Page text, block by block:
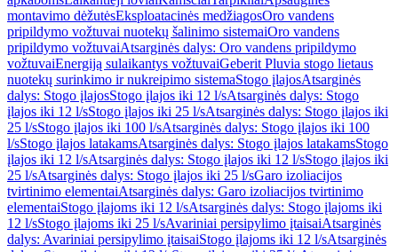
montavimo dėžutėsEksploatacinės medžiagosOro vandens
pripildymo vožtuvai nuotekų šalinimo sistemaiOro vandens
pripildymo vožtuvaiAtsarginės dalys: Oro vandens pripildymo
vožtuvaiEnergiją sulaikantys vožtuvaiGeberit Pluvia stogo lietaus
nuotekų surinkimo ir nukreipimo sistemaStogo įlajosAtsarginės
dalys: Stogo įlajosStogo įlajos iki 12 l/sAtsarginės dalys: Stogo
įlajos iki 12 l/sStogo įlajos iki 25 l/sAtsarginės dalys: Stogo įlajos iki
25 l/sStogo įlajos iki 100 l/sAtsarginės dalys: Stogo įlajos iki 100
l/sStogo įlajos latakamsAtsarginės dalys: Stogo įlajos latakamsStogo
įlajos iki 12 l/sAtsarginės dalys: Stogo įlajos iki 12 l/sStogo įlajos iki
25 l/sAtsarginės dalys: Stogo įlajos iki 25 l/sGaro izoliacijos
tvirtinimo elementaiAtsarginės dalys: Garo izoliacijos tvirtinimo
elementaiStogo įlajoms iki 12 l/sAtsarginės dalys: Stogo įlajoms iki
12 l/sStogo įlajoms iki 25 l/sAvariniai persipylimo įtaisaiAtsarginės
dalys: Avariniai persipylimo įtaisaiStogo įlajoms iki 12 l/sAtsarginės